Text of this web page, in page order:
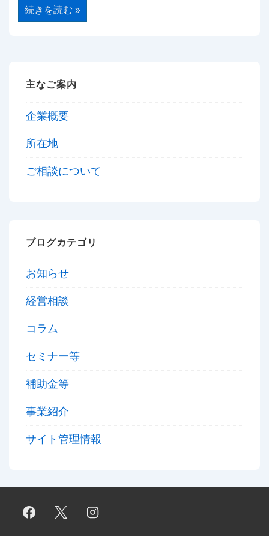
無
料
相
続きを読む »
主なご案内
企業概要
所在地
ご相談について
ブログカテゴリ
お知らせ
経営相談
コラム
セミナー等
補助金等
事業紹介
サイト管理情報